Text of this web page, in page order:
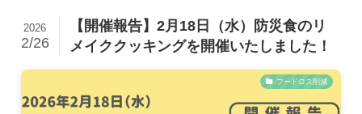
【開催報告】2月18日（水）防災食のリ
メイククッキングを開催いたしました！
2026
2/26
フードロス削減